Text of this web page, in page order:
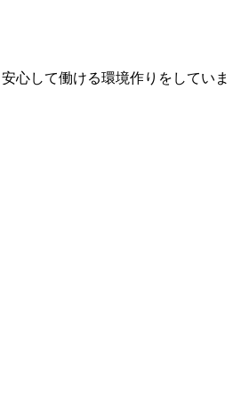
心して働ける環境作りをしていま